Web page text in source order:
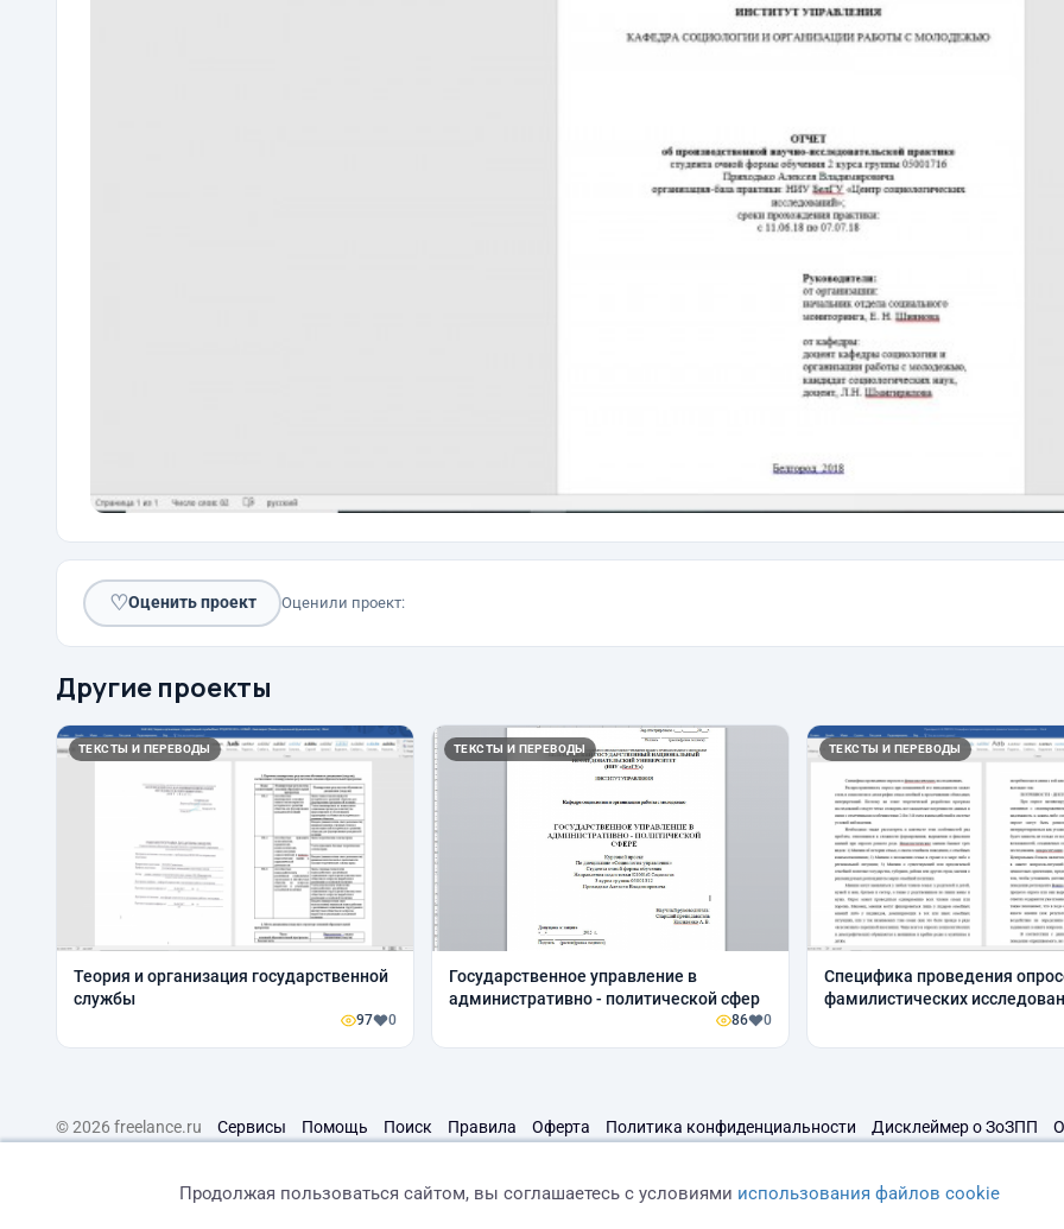
♡Оценить проект Оценили проект:
Другие проекты
ТЕКСТЫ И ПЕРЕВОДЫ
Теория и организация государственной
службы
97 0
ТЕКСТЫ И ПЕРЕВОДЫ
Государственное управление в
административно - политической сфер
86 0
ТЕКСТЫ И ПЕРЕВОДЫ
Специфика проведения
фамилистических
© 2026 freelance.ru Сервисы Помощь Поиск Правила Оферта Политика конфиденциальности Дисклеймер о ЗоЗПП
Продолжая пользоваться сайтом, вы соглашаетесь с условиями использования файлов cookie